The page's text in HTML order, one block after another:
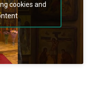
cookies and